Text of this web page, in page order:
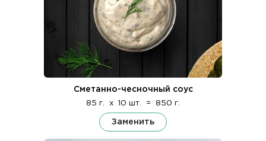
Сметанно-чесночный соус
85 г. x 10 шт. = 850 г.
Заменить